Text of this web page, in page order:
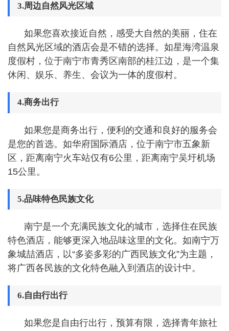
3.周边自然风光区域
如果您喜欢接近自然，感受大自然的美丽，住在
自然风光区域的酒店会是不错的选择。如星海湾温泉
度假村，位于南宁市青秀区南部的桂江边，是一个集
休闲、娱乐、养生、会议为一体的度假村。
4.商务出行
如果您是商务出行，便利的交通和良好的服务会
是您的首选。如华府国际酒店，位于南宁市五象新
区，距离南宁火车站仅有6公里，距离南宁吴圩机场
15公里。
5.品味特色民族文化
南宁是一个充满民族文化的城市，选择住在民族
特色酒店，能够更深入地品味这里的文化。如南宁万
象城喆酒店，以“多姿多彩的广西民族文化”为主题，
将广西各民族的文化特色融入到酒店的设计中。
6.自由行出行
如果您是自由行出行，预算有限，选择青年旅社